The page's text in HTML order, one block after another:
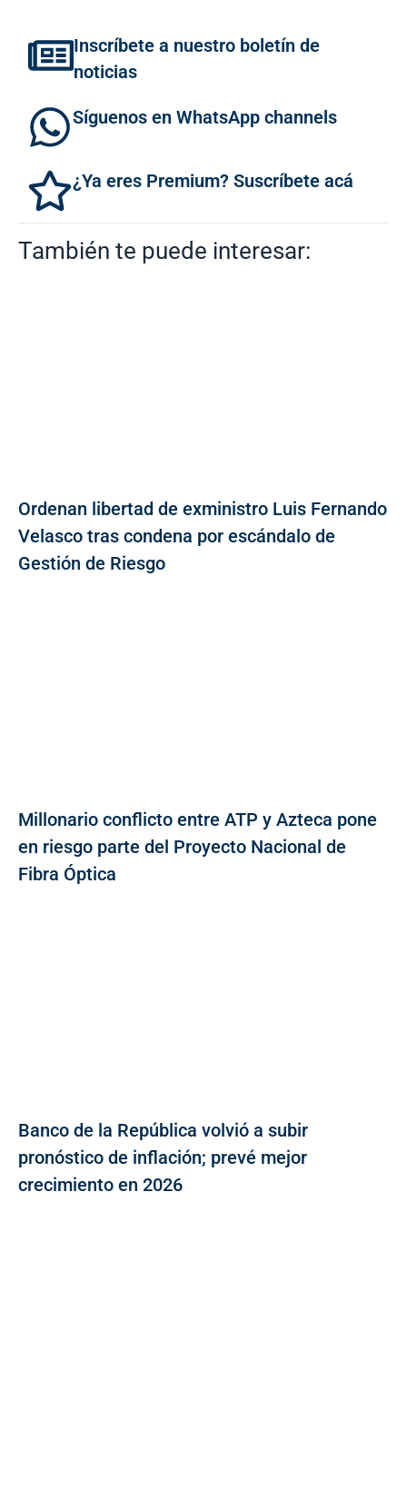
Inscríbete a nuestro boletín de
noticias
Síguenos en WhatsApp channels
¿Ya eres Premium? Suscríbete acá
También te puede interesar:
Ordenan libertad de exministro Luis Fernando
Velasco tras condena por escándalo de
Gestión de Riesgo
Millonario conflicto entre ATP y Azteca pone
en riesgo parte del Proyecto Nacional de
Fibra Óptica
Banco de la República volvió a subir
pronóstico de inflación; prevé mejor
crecimiento en 2026